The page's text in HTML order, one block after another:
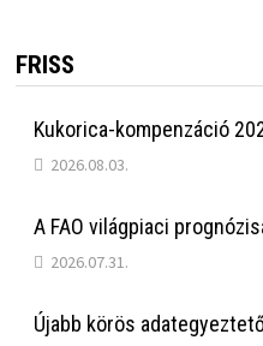
FRISS
Kukorica-kompenzáció
2026.08.03.
A FAO világpiaci
2026.07.31.
Újabb körös